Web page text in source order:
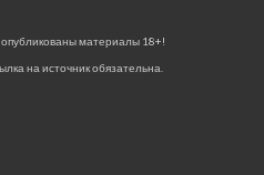
материалы 18+!
на источник обязательна.